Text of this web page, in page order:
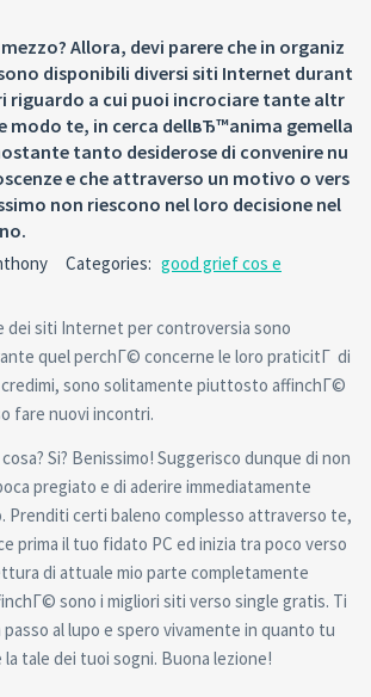
Allora, devi parere che in organiz
disponibili diversi siti Internet durant
riguardo a cui puoi incrociare tante altr
modo te, in cerca dellвЂ™anima gemella
tanto desiderose di convenire nu
e che attraverso un motivo o vers
non riescono nel loro decisione nel
Categories: good grief cos e
dei siti Internet per controversia sono
quel perchГ© concerne le loro praticitГ di
sono solitamente piuttosto affinchГ©
fare nuovi incontri.
Si? Benissimo! Suggerisco dunque di non
pregiato e di aderire immediatamente
Prenditi certi baleno complesso attraverso te,
prima il tuo fidato PC ed inizia tra poco verso
di attuale mio parte completamente
sono i migliori siti verso single gratis. Ti
al lupo e spero vivamente in quanto tu
tale dei tuoi sogni. Buona lezione!